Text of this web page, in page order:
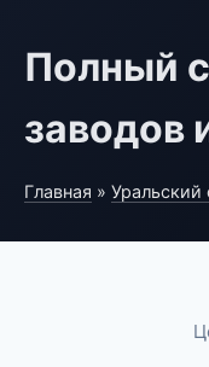
Полный
заводов
Главная » Уральский